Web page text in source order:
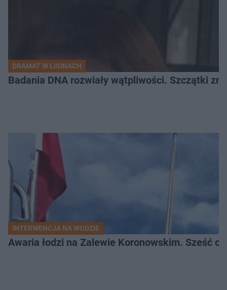
DRAMAT W LISINACH
Badania DNA rozwiały wątpliwości. Szczątki
INTERWENCJA NA WODZIE
Awaria łodzi na Zalewie Koronowskim. Sześć